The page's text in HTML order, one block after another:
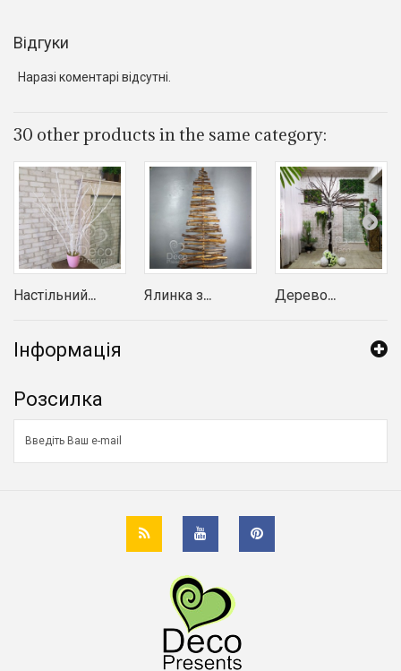
Відгуки
Наразі коментарі відсутні.
30 other products in the same category:
Настільний... Ялинка з... Дерево...
Інформація
Розсилка